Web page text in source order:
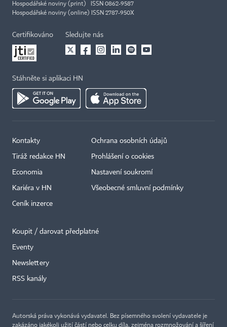
Hospodářské noviny (print) ISSN 0862-9587
Hospodářské noviny (online) ISSN 2787-950X
Certifikováno Sledujte nás
Stáhněte si aplikaci HN
Kontakty
Tiráž redakce HN
Economia
Kariéra v HN
Ceník inzerce
Ochrana osobních údajů
Prohlášení o cookies
Nastavení soukromí
Všeobecné smluvní podmínky
Koupit / darovat předplatné
Eventy
Newslettery
RSS kanály
Autorská práva vykonává vydavatel. Bez písemného svolení vydavatele je
zakázáno jakékoli užití částí nebo celku díla, zejména rozmnožování a šíření